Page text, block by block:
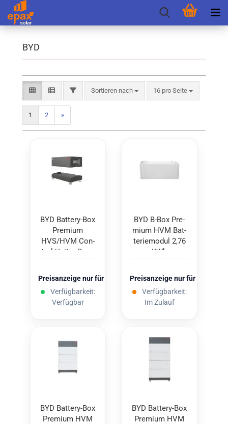
BYD
FILTERSortieren nach 16 pro Seite
1 2 »
BYD Battery-​​Box
Pre­mi­um
HVS/HVM Con­
trol Unit + Base
Preisanzeige nur für freigeschaltete Kunden
Verfügbarkeit:
Verfügbar
BYD B-Box Pre­
mi­um HVM Bat­
te­rie­mo­dul 2,76
KWh
Preisanzeige nur für
Verfügbarkeit:
Im Zulauf
BYD Battery-​​Box
Pre­mi­um HVM
BYD Battery-​​Box
Pre­mi­um HVM